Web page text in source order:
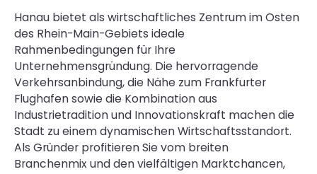
Hanau bietet als wirtschaftliches Zentrum im Osten
des Rhein-Main-Gebiets ideale
Rahmenbedingungen für Ihre
Unternehmensgründung. Die hervorragende
Verkehrsanbindung, die Nähe zum Frankfurter
Flughafen sowie die Kombination aus
Industrietradition und Innovationskraft machen die
Stadt zu einem dynamischen Wirtschaftsstandort.
Als Gründer profitieren Sie vom breiten
Branchenmix und den vielfältigen Marktchancen,